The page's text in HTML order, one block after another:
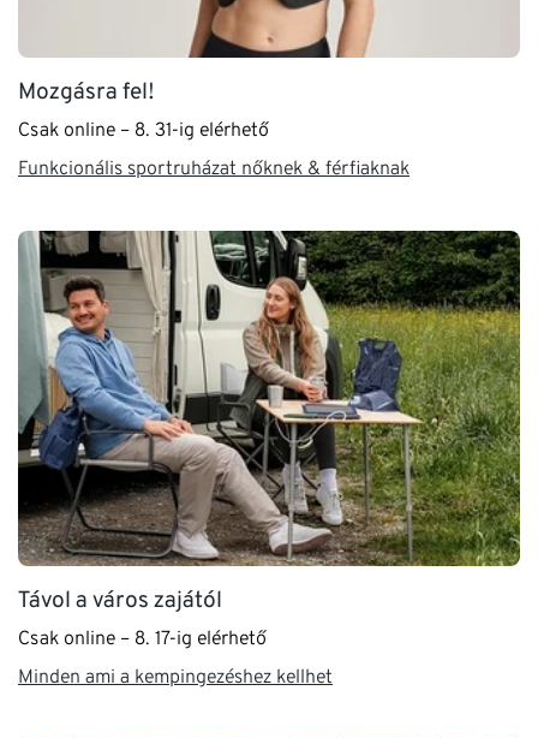
Mozgásra fel!
Csak online – 8. 31-ig elérhető
Funkcionális sportruházat nőknek & férfiaknak
Távol a város zajától
Csak online – 8. 17-ig elérhető
Minden ami a kempingezéshez kellhet